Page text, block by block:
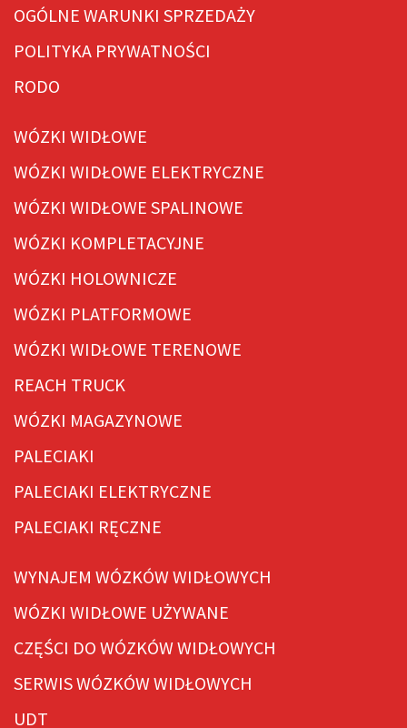
OGÓLNE WARUNKI SPRZEDAŻY
POLITYKA PRYWATNOŚCI
RODO
WÓZKI WIDŁOWE
WÓZKI WIDŁOWE ELEKTRYCZNE
WÓZKI WIDŁOWE SPALINOWE
WÓZKI KOMPLETACYJNE
WÓZKI HOLOWNICZE
WÓZKI PLATFORMOWE
WÓZKI WIDŁOWE TERENOWE
REACH TRUCK
WÓZKI MAGAZYNOWE
PALECIAKI
PALECIAKI ELEKTRYCZNE
PALECIAKI RĘCZNE
WYNAJEM WÓZKÓW WIDŁOWYCH
WÓZKI WIDŁOWE UŻYWANE
CZĘŚCI DO WÓZKÓW WIDŁOWYCH
SERWIS WÓZKÓW WIDŁOWYCH
UDT